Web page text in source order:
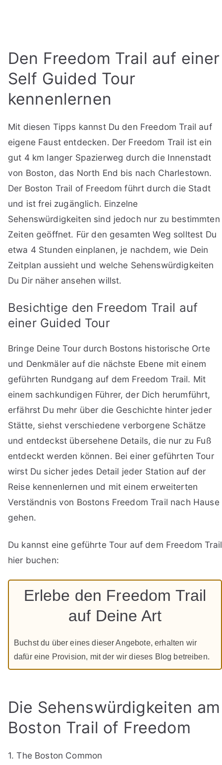
Den Freedom Trail auf einer
Self Guided Tour
kennenlernen
Mit diesen Tipps kannst Du den Freedom Trail auf
eigene Faust entdecken. Der Freedom Trail ist ein
gut 4 km langer Spazierweg durch die Innenstadt
von Boston, das North End bis nach Charlestown.
Der Boston Trail of Freedom führt durch die Stadt
und ist frei zugänglich. Einzelne
Sehenswürdigkeiten sind jedoch nur zu bestimmten
Zeiten geöffnet. Für den gesamten Weg solltest Du
etwa 4 Stunden einplanen, je nachdem, wie Dein
Zeitplan aussieht und welche Sehenswürdigkeiten
Du Dir näher ansehen willst.
Besichtige den Freedom Trail auf
einer Guided Tour
Bringe Deine Tour durch Bostons historische Orte
und Denkmäler auf die nächste Ebene mit einem
geführten Rundgang auf dem Freedom Trail. Mit
einem sachkundigen Führer, der Dich herumführt,
erfährst Du mehr über die Geschichte hinter jeder
Stätte, siehst verschiedene verborgene Schätze
und entdeckst übersehene Details, die nur zu Fuß
entdeckt werden können. Bei einer geführten Tour
wirst Du sicher jedes Detail jeder Station auf der
Reise kennenlernen und mit einem erweiterten
Verständnis von Bostons Freedom Trail nach Hause
gehen.
Du kannst eine geführte Tour auf dem Freedom Trail
hier buchen:
Erlebe den Freedom Trail
auf Deine Art
Buchst du über eines dieser Angebote, erhalten wir
dafür eine Provision, mit der wir dieses Blog betreiben.
Die Sehenswürdigkeiten am
Boston Trail of Freedom
1. The Boston Common